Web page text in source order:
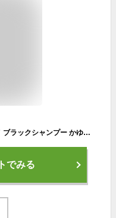
アミノ酸シャンプー ノンシリコン アミノ ブラックシャンプー かゆみ フケ 薄毛 抜け毛 予防 対策 頭皮のにおい シャンプー メンズ メンズシャンプー スカルプケア 炭 毛穴 乾燥 敏感肌 保湿 頭皮 加齢臭 女性 男性 臭い いい香り 染めない 白髪ケア ノンシリコンシャンプー
でみる